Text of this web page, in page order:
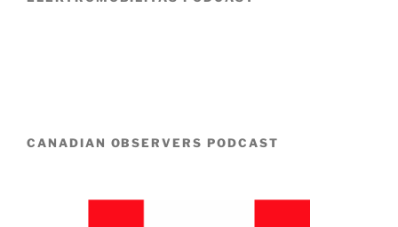
CANADIAN OBSERVERS PODCAST